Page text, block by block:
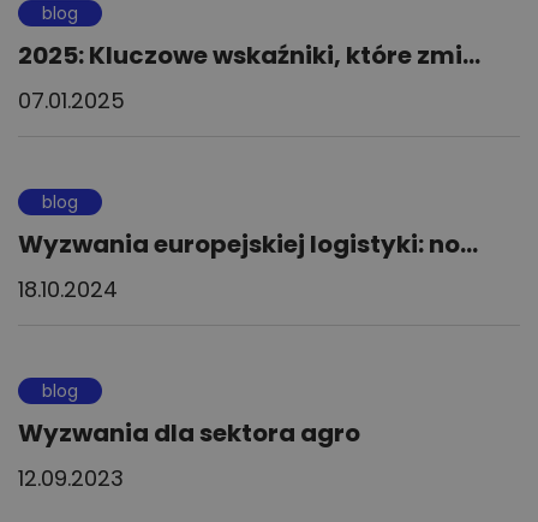
blog
2025: Kluczowe wskaźniki, które zmi...
07.01.2025
blog
Wyzwania europejskiej logistyki: no...
18.10.2024
blog
Wyzwania dla sektora agro
12.09.2023